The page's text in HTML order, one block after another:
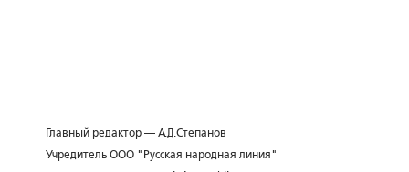
Главный редактор — А.Д.Степанов
Учредитель ООО "Русская народная линия"